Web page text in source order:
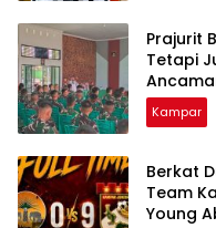
Prajurit
Tetapi
Kampar
Berkat
Team
Young